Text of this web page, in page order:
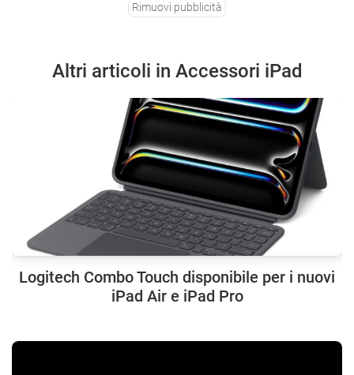
Rimuovi pubblicità
Altri articoli in Accessori iPad
Logitech Combo Touch disponibile per i nuovi
iPad Air e iPad Pro